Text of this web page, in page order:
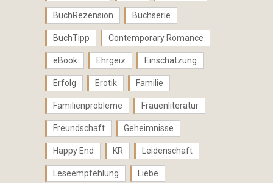
BuchRezension Buchserie
BuchTipp Contemporary Romance
eBook Ehrgeiz Einschätzung
Erfolg Erotik Familie
Familienprobleme Frauenliteratur
Freundschaft Geheimnisse
Happy End KR Leidenschaft
Leseempfehlung Liebe